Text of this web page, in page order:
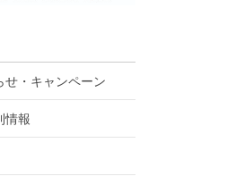
せ・キャンペーン
情報